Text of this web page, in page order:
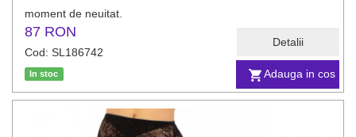
Adauga in cos
Detalii
moment de neuitat.
87 RON
Cod: SL186742
In stoc